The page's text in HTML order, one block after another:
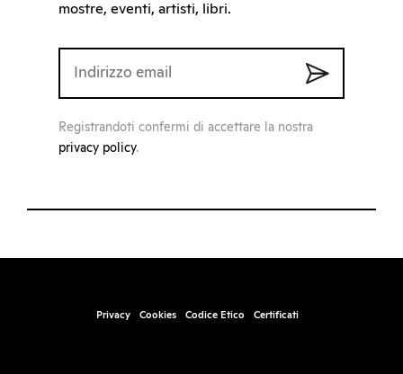
mostre, eventi, artisti, libri.
Registrandoti confermi di accettare la nostra
privacy policy.
Privacy Cookies Codice Etico Certificati